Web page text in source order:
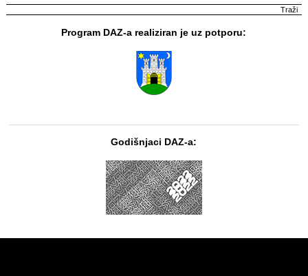
Program DAZ-a realiziran je uz potporu:
Godišnjaci DAZ-a: